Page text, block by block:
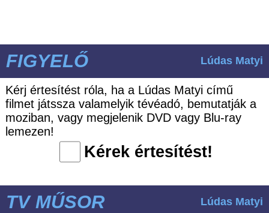
FIGYELŐ Lúdas Matyi
Kérj értesítést róla, ha a Lúdas Matyi című
filmet játssza valamelyik tévéadó, bemutatják a
moziban, vagy megjelenik DVD vagy Blu-ray
lemezen!
Kérek értesítést!
TV MŰSOR Lúdas Matyi